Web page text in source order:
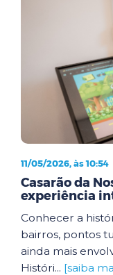
11/05/2026, às 10:54
Casarão da
experiência
Conhecer a
bairros, pontos
ainda mais
Históri... [saiba